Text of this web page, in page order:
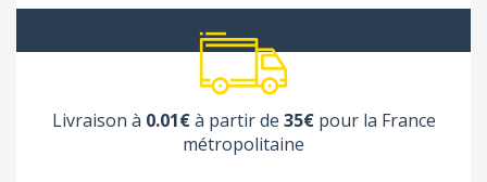
Livraison à 0.01€à partir de 35€pour la France
métropolitaine